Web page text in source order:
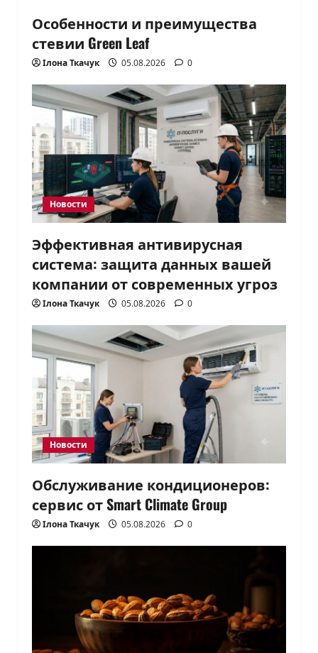
Особенности и преимущества
стевии Green Leaf
Ілона Ткачук 05.08.2026 0
Новости
Эффективная антивирусная
система: защита данных вашей
компании от современных угроз
Ілона Ткачук 05.08.2026 0
Новости
Обслуживание кондиционеров:
сервис от Smart Climate Group
Ілона Ткачук 05.08.2026 0